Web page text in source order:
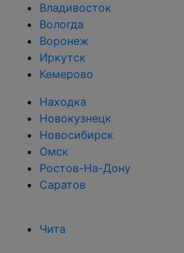
Владивосток
Вологда
Воронеж
Иркутск
Кемерово
Находка
Новокузнецк
Новосибирск
Омск
Ростов-На-Дону
Саратов
Чита